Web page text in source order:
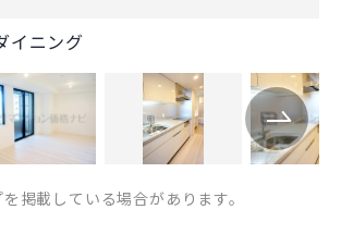
イニング
掲載している場合があります。